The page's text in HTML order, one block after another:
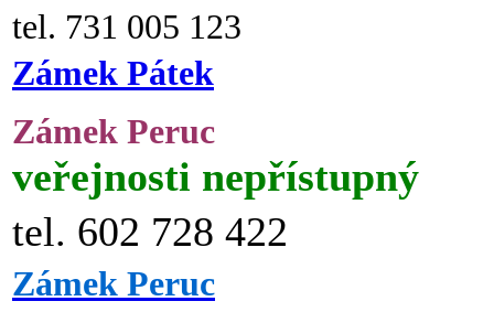
tel. 731 005 123
Zámek Pátek
Zámek Peruc
veřejnosti nepřístupný
tel. 602 728 422
Zámek Peruc